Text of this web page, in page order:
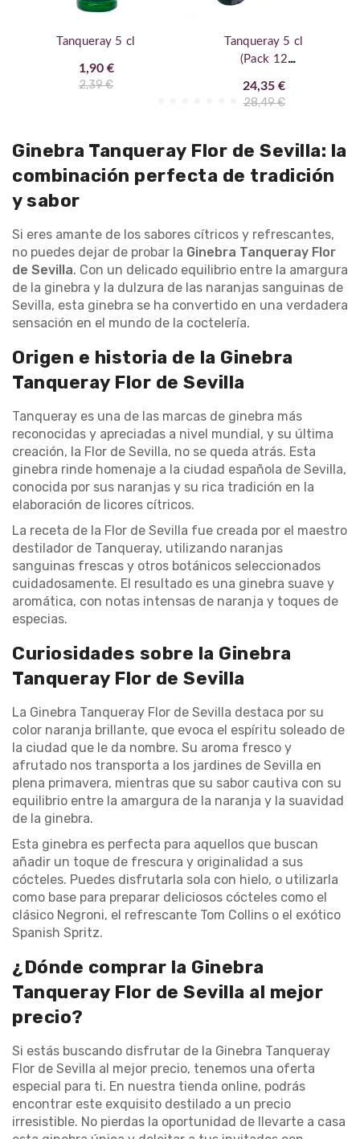
Tanqueray 5 cl
1,90 €
2,39 €
Tanqueray 5 cl
(Pack 12
24,35 €
28,49 €
Ginebra Tanqueray Flor de Sevilla: la
combinación perfecta de tradición
y sabor
Si eres amante de los sabores cítricos y refrescantes,
no puedes dejar de probar la Ginebra Tanqueray Flor
de Sevilla. Con un delicado equilibrio entre la amargura
de la ginebra y la dulzura de las naranjas sanguinas de
Sevilla, esta ginebra se ha convertido en una verdadera
sensación en el mundo de la coctelería.
Origen e historia de la Ginebra
Tanqueray Flor de Sevilla
Tanqueray es una de las marcas de ginebra más
reconocidas y apreciadas a nivel mundial, y su última
creación, la Flor de Sevilla, no se queda atrás. Esta
ginebra rinde homenaje a la ciudad española de Sevilla,
conocida por sus naranjas y su rica tradición en la
elaboración de licores cítricos.
La receta de la Flor de Sevilla fue creada por el maestro
destilador de Tanqueray, utilizando naranjas
sanguinas frescas y otros botánicos seleccionados
cuidadosamente. El resultado es una ginebra suave y
aromática, con notas intensas de naranja y toques de
especias.
Curiosidades sobre la Ginebra
Tanqueray Flor de Sevilla
La Ginebra Tanqueray Flor de Sevilla destaca por su
color naranja brillante, que evoca el espíritu soleado de
la ciudad que le da nombre. Su aroma fresco y
afrutado nos transporta a los jardines de Sevilla en
plena primavera, mientras que su sabor cautiva con su
equilibrio entre la amargura de la naranja y la suavidad
de la ginebra.
Esta ginebra es perfecta para aquellos que buscan
añadir un toque de frescura y originalidad a sus
cócteles. Puedes disfrutarla sola con hielo, o utilizarla
como base para preparar deliciosos cócteles como el
clásico Negroni, el refrescante Tom Collins o el exótico
Spanish Spritz.
¿Dónde comprar la Ginebra
Tanqueray Flor de Sevilla al mejor
precio?
Si estás buscando disfrutar de la Ginebra Tanqueray
Flor de Sevilla al mejor precio, tenemos una oferta
especial para ti. En nuestra tienda online, podrás
encontrar este exquisito destilado a un precio
irresistible. No pierdas la oportunidad de llevarte a casa